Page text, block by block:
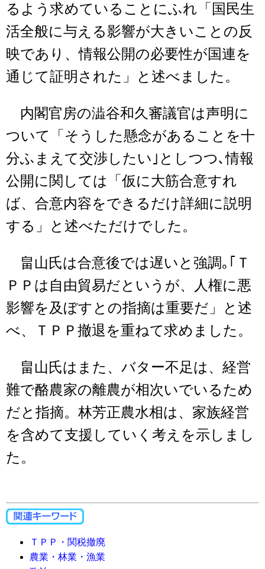
るよう求めていることにふれ「国民生
活全般に与える影響が大きいことの反
映であり、情報公開の必要性が国連を
通じて証明された」と述べました。
内閣官房の澁谷和久審議官は声明に
ついて「そうした懸念があることを十
分ふまえて交渉したい｣としつつ､情報
公開に関しては「仮に大筋合意すれ
ば、合意内容をできるだけ詳細に説明
する」と述べただけでした。
畠山氏は合意後では遅いと強調｡｢Ｔ
ＰＰは自由貿易だというが、人権に悪
影響を及ぼすとの指摘は重要だ」と述
べ、ＴＰＰ撤退を重ねて求めました。
畠山氏はまた、バター不足は、経営
難で酪農家の離農が相次いでいるため
だと指摘。林芳正農水相は、家族経営
を含めて支援していく考えを示しまし
た。
ＴＰＰ・関税撤廃
農業・林業・漁業